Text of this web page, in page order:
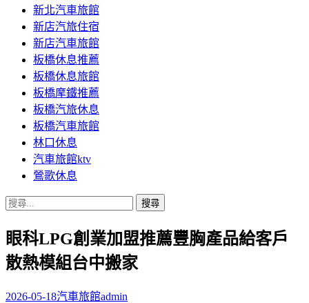
新北汽車旅館
新店汽旅住宿
新店汽車旅館
板橋休息推薦
板橋休息旅館
板橋摩鐵推薦
板橋汽旅休息
板橋汽車旅館
林口休息
汽車旅館ktv
鶯歌休息
搜
關
鍵
字:
眼科LPG創業加盟推薦豐胸產品給客戶
散熱模組台中搬家
2026-05-18汽車旅館admin